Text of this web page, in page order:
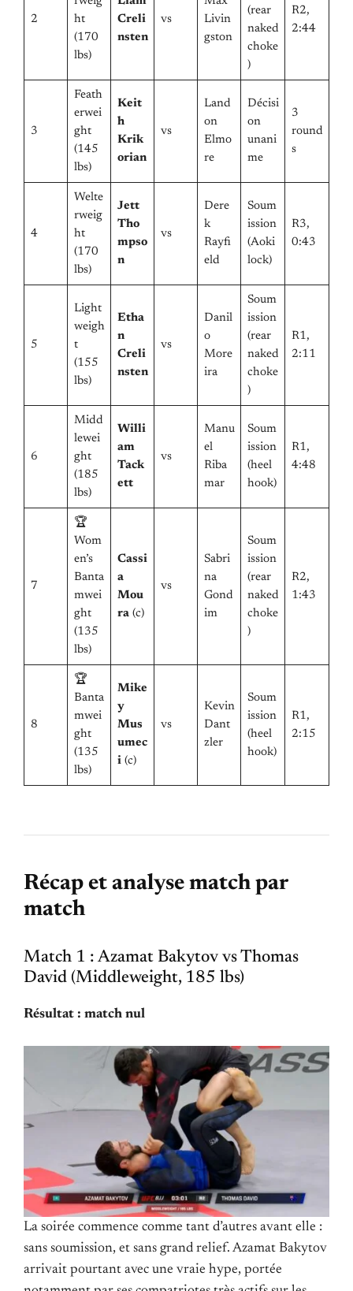
2
ht
(170
lbs)
Creli
nsten
vs
Livin
gston
(rear
naked
choke
)
R2,
2:44
3
Feath
erwei
ght
(145
lbs)
Keit
h
Krik
orian
vs
Land
on
Elmo
re
Décisi
on
unani
me
3
round
s
4
Welte
rweig
ht
(170
lbs)
Jett
Tho
mpso
n
vs
Dere
k
Rayfi
eld
Soum
ission
(Aoki
lock)
R3,
0:43
5
Light
weigh
t
(155
lbs)
Etha
n
Creli
nsten
vs
Danil
o
More
ira
Soum
ission
(rear
naked
choke
)
R1,
2:11
6
Midd
lewei
ght
(185
lbs)
Willi
am
Tack
ett
vs
Manu
el
Riba
mar
Soum
ission
(heel
hook)
R1,
4:48
7
🏆
Wom
en’s
Banta
mwei
ght
(135
lbs)
Cassi
a
Mou
ra(c)
vs
Sabri
na
Gond
im
Soum
ission
(rear
naked
choke
)
R2,
1:43
8
🏆
Banta
mwei
ght
(135
lbs)
Mike
y
Mus
umec
i(c)
vs
Kevin
Dant
zler
Soum
ission
(heel
hook)
R1,
2:15
Récap et analyse match par
match
Match 1 : Azamat Bakytov vs Thomas
David (Middleweight, 185 lbs)
Résultat : match nul
La soirée commence comme tant d’autres avant elle :
sans soumission, et sans grand relief. Azamat Bakytov
arrivait pourtant avec une vraie hype, portée